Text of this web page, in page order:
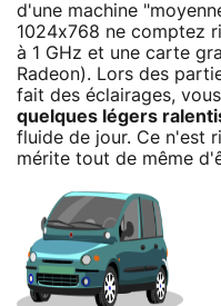
d'une machine
1024x768 ne comptez
à 1 GHz et une carte
Radeon). Lors des
fait des éclairages,
quelques légers
fluide de jour. Ce n'est
mérite tout de même